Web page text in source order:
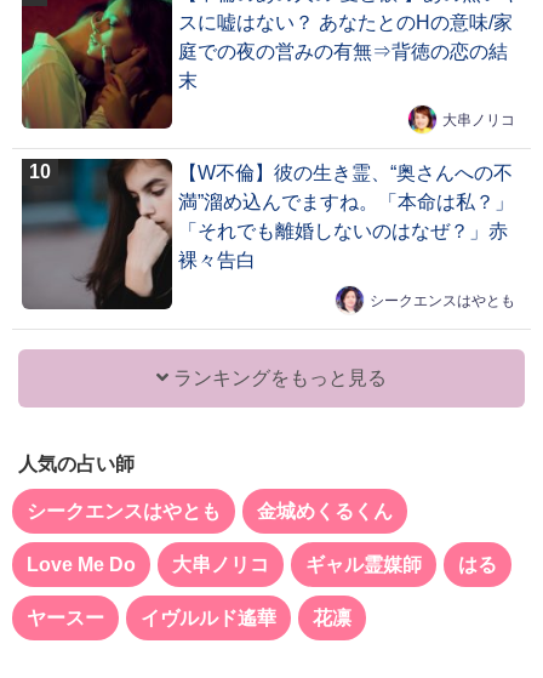
スに嘘はない？ あなたとのHの意味/家
庭での夜の営みの有無⇒背徳の恋の結
末
大串ノリコ
【W不倫】彼の生き霊、“奥さんへの不
満”溜め込んでますね。「本命は私？」
「それでも離婚しないのはなぜ？」赤
裸々告白
シークエンスはやとも
ランキングをもっと見る
人気の占い師
シークエンスはやとも 金城めくるくん
Love Me Do 大串ノリコ ギャル霊媒師 はる
ヤースー イヴルルド遙華 花凛